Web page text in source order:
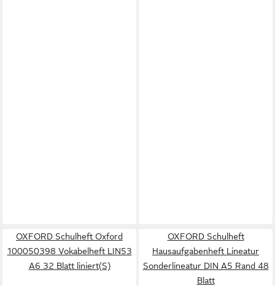
OXFORD Schulheft Oxford
100050398 Vokabelheft LIN53
A6 32 Blatt liniert(S)
OXFORD Schulheft
Hausaufgabenheft Lineatur
Sonderlineatur DIN A5 Rand 48
Blatt